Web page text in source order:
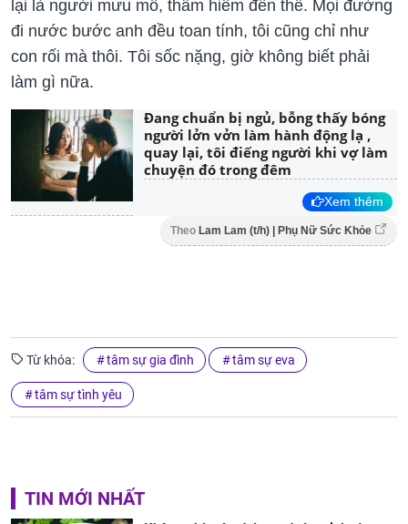
lại là người mưu mô, thâm hiểm đến thế. Mọi đường
đi nước bước anh đều toan tính, tôi cũng chỉ như
con rối mà thôi. Tôi sốc nặng, giờ không biết phải
làm gì nữa.
Đang chuẩn bị ngủ, bỗng thấy bóng
người lởn vởn làm hành động lạ ,
quay lại, tôi điếng người khi vợ làm
chuyện đó trong đêm
Xem thêm
Theo Lam Lam (t/h) | Phụ Nữ Sức Khỏe
Từ khóa: tâm sự gia đình tâm sự eva
tâm sự tình yêu
TIN MỚI NHẤT